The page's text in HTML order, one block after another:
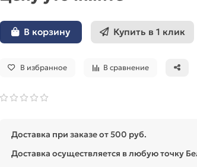
В корзину Купить в 1 клик
В избранное В сравнение
Доставка при заказе от 500 руб.
Доставка осуществляется в любую точку